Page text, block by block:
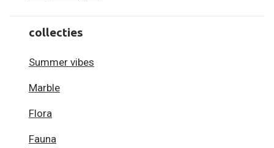
collecties
Summer vibes
Marble
Flora
Fauna